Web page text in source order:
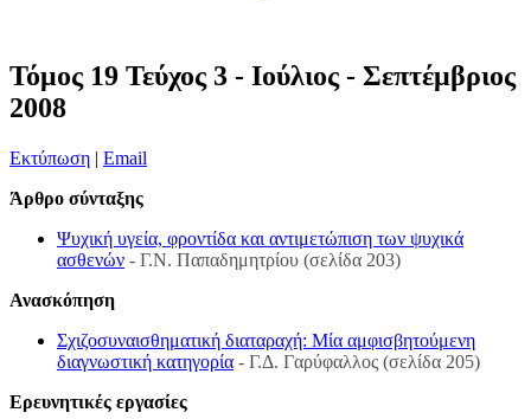
Τόμος 19 Τεύχος 3 - Ιούλιος - Σεπτέμβριος
2008
Εκτύπωση | Email
Άρθρο σύνταξης
Ψυχική υγεία, φροντίδα και αντιμετώπιση των ψυχικά
ασθενών - Γ.Ν. Παπαδημητρίου (σελίδα 203)
Ανασκόπηση
Σχιζοσυναισθηματική διαταραχή: Μία αμφισβητούμενη
διαγνωστική κατηγορία - Γ.Δ. Γαρύφαλλος (σελίδα 205)
Ερευνητικές εργασίες